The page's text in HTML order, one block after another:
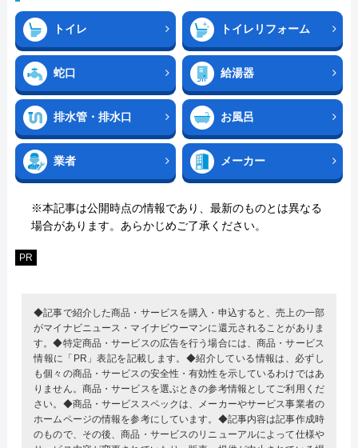
トイレ トイレリフォーム
蛇口 給湯器
排水管・排水口 お風呂
業者 メーカー
※本記事は公開時点の情報であり、最新のものとは異なる
場合があります。あらかじめご了承ください。
PR
◆記事で紹介した商品・サービスを購入・申込すると、売上の一部
がマイナビニュース・マイナビウーマンに還元されることがありま
す。◆特定商品・サービスの広告を行う場合には、商品・サービス
情報に「PR」表記を記載します。◆紹介している情報は、必ずし
も個々の商品・サービスの安全性・有効性を示しているわけではあ
りません。商品・サービスを選ぶときの参考情報としてご利用くだ
さい。◆商品・サービススペックは、メーカーやサービス事業者の
ホームページの情報を参考にしています。◆記事内容は記事作成時
のもので、その後、商品・サービスのリニューアルによって仕様や